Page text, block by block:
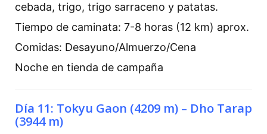
cebada, trigo, trigo sarraceno y patatas.
Tiempo de caminata: 7-8 horas (12 km) aprox.
Comidas: Desayuno/Almuerzo/Cena
Noche en tienda de campaña
Día 11: Tokyu Gaon (4209 m) – Dho Tarap
(3944 m)